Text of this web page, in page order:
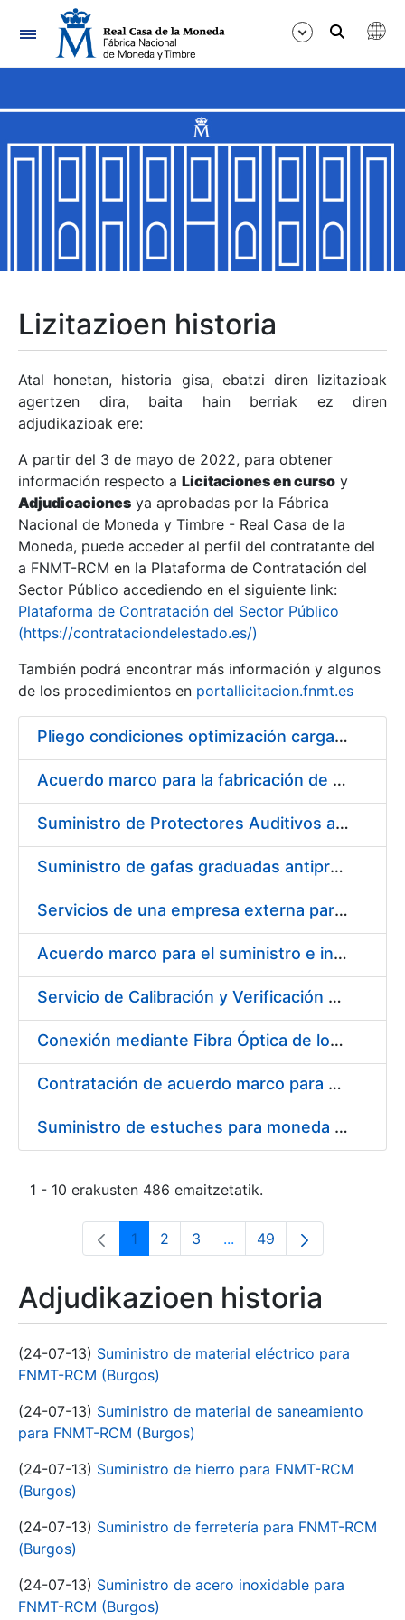
Nabigazioa
Erakutsi/Ezkutatu
Erakutsi/Ezkutatu
Erakutsi/Ezkutatu
Erakutsi/Ezkutatu
Erakutsi/Ezkutatu
Erakutsi/Ezkutatu
Erakutsi/Ezkutatu
Erakutsi/Ezkutatu
Lizitazioen historia
Atal honetan, historia gisa, ebatzi diren lizitazioak
agertzen dira, baita hain berriak ez diren
adjudikazioak ere:
A partir del 3 de mayo de 2022, para obtener
información respecto a Licitaciones en curso y
Adjudicaciones ya aprobadas por la Fábrica
Nacional de Moneda y Timbre - Real Casa de la
Moneda, puede acceder al perfil del contratante del
a FNMT-RCM en la Plataforma de Contratación del
Sector Público accediendo en el siguiente link:
Plataforma de Contratación del Sector Público
(https://contrataciondelestado.es/)
También podrá encontrar más información y algunos
de los procedimientos en portallicitacion.fnmt.es
Pliego condiciones optimización cargas compras firmado
Acuerdo marco para la fabricación de piezas
Suministro de Protectores Auditivos a medida para las personas trabajadoras de los Centros de Trabajo de Madrid y Burgos
Suministro de gafas graduadas antiproyecciones para los trabajadores de la FNMT-RCM en los centros de trabajo de Madrid y Burgos
Servicios de una empresa externa para el asesoramiento y resolución de los recursos de alzada que se presentan relacionados con procesos de selección para la FNMT-RCM
Acuerdo marco para el suministro e instalación de persianas, estores y otros complementos
Servicio de Calibración y Verificación Externa de los Equipos de Medición del Servicio de Prevención de la FNMT-RCM
Conexión mediante Fibra Óptica de los Centros de Proceso de Datos (CPDs) de las sedes de la FNMT-RCM de Burgos y Madrid
Contratación de acuerdo marco para el Suministro de Material de Electricidad para la Fábrica Nacional de Moneda y Timbre-Real Casa de la Moneda en su centro de trabajo de Burgos
Suministro de estuches para moneda de 30 €
1 - 10 erakusten 486 emaitzetatik.
Orrialdea
1 Orrialdea
2 Orrialdea
3 ...Intermediate Pages Use
Orrialdea
49
Adjudikazioen historia
(24-07-13) Suministro de material eléctrico para
FNMT-RCM (Burgos)
(24-07-13) Suministro de material de saneamiento
para FNMT-RCM (Burgos)
(24-07-13) Suministro de hierro para FNMT-RCM
(Burgos)
(24-07-13) Suministro de ferretería para FNMT-RCM
(Burgos)
(24-07-13) Suministro de acero inoxidable para
FNMT-RCM (Burgos)